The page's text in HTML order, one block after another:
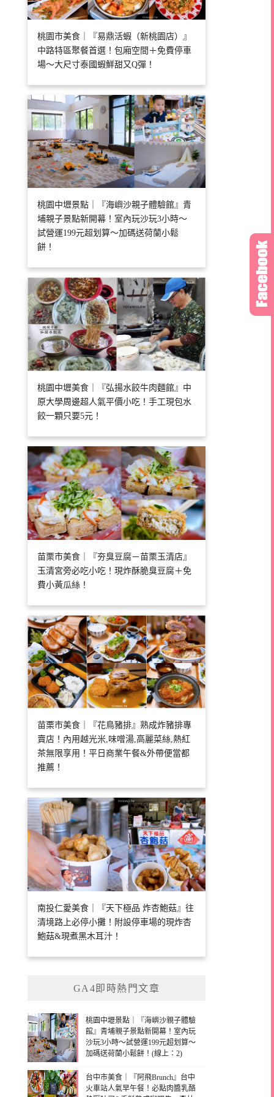
桃園市美食｜『易鼎活蝦（新桃園店）』
中路特區聚餐首選！包廂空間＋免費停車
場～大尺寸泰國蝦鮮甜又Q彈！
桃園中壢景點｜『海嶼沙親子體驗館』青
埔親子景點新開幕！室內玩沙玩3小時～
試營運199元超划算～加碼送荷蘭小鬆
餅！
桃園中壢美食｜『弘揚水餃牛肉麵館』中
原大學周邊超人氣平價小吃！手工現包水
餃一顆只要5元！
苗栗市美食｜『夯臭豆腐－苗栗玉清店』
玉清宮旁必吃小吃！現炸酥脆臭豆腐＋免
費小黃瓜絲！
苗栗市美食｜『花鳥豬排』熟成炸豬排專
賣店！內用越光米,味噌湯,高麗菜絲,熱紅
茶無限享用！平日商業午餐&外帶便當都
推薦！
南投仁愛美食｜『天下極品 炸杏鮑菇』往
清境路上必停小攤！附設停車場的現炸杏
鮑菇&現煮黑木耳汁！
GA4即時熱門文章
桃園中壢景點｜『海嶼沙親子體驗
館』青埔親子景點新開幕！室內玩
沙玩3小時～試營運199元超划算～
加碼送荷蘭小鬆餅！(線上：2)
台中市美食｜『阿飛Brunch』台中
火車站人氣早午餐！必點肉醬乳酪